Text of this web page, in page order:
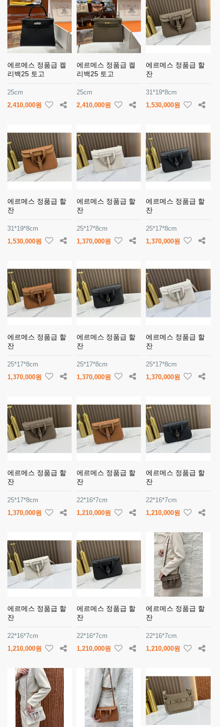
에르메스 정품급 켈
리백25 토고
25cm
2,410,000원
에르메스 정품급 켈
리백25 토고
25cm
2,410,000원
에르메스 정품급 할
잔
31*19*8cm
1,530,000원
에르메스 정품급 할
잔
31*19*8cm
1,530,000원
에르메스 정품급 할
잔
25*17*8cm
1,370,000원
에르메스 정품급 할
잔
25*17*8cm
1,370,000원
에르메스 정품급 할
잔
25*17*8cm
1,370,000원
에르메스 정품급 할
잔
25*17*8cm
1,370,000원
에르메스 정품급 할
잔
25*17*8cm
1,370,000원
에르메스 정품급 할
잔
25*17*8cm
1,370,000원
에르메스 정품급 할
잔
22*16*7cm
1,210,000원
에르메스 정품급 할
잔
22*16*7cm
1,210,000원
에르메스 정품급 할
잔
22*16*7cm
1,210,000원
에르메스 정품급 할
잔
22*16*7cm
1,210,000원
에르메스 정품급 할
잔
22*16*7cm
1,210,000원